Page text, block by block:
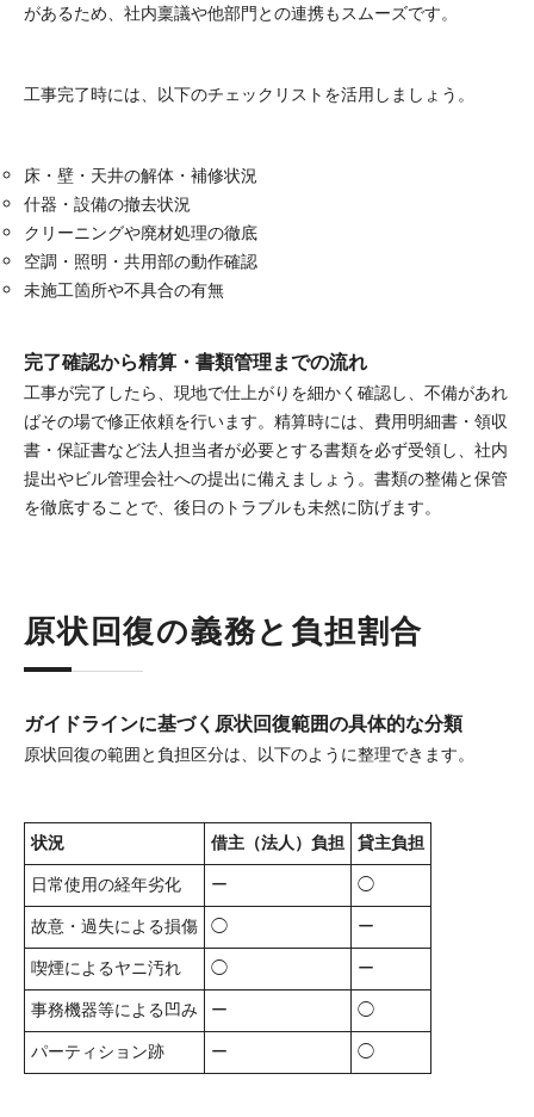
があるため、社内稟議や他部門との連携もスムーズです。
工事完了時には、以下のチェックリストを活用しましょう。
床・壁・天井の解体・補修状況
什器・設備の撤去状況
クリーニングや廃材処理の徹底
空調・照明・共用部の動作確認
未施工箇所や不具合の有無
完了確認から精算・書類管理までの流れ
工事が完了したら、現地で仕上がりを細かく確認し、不備があれ
ばその場で修正依頼を行います。精算時には、費用明細書・領収
書・保証書など法人担当者が必要とする書類を必ず受領し、社内
提出やビル管理会社への提出に備えましょう。書類の整備と保管
を徹底することで、後日のトラブルも未然に防げます。
原状回復の義務と負担割合
ガイドラインに基づく原状回復範囲の具体的な分類
原状回復の範囲と負担区分は、以下のように整理できます。
状況 借主（法人）負担 貸主負担
日常使用の経年劣化
ー
◯
故意・過失による損傷 ◯
ー
喫煙によるヤニ汚れ
◯
ー
事務機器等による凹み ー
◯
パーティション跡
ー ◯